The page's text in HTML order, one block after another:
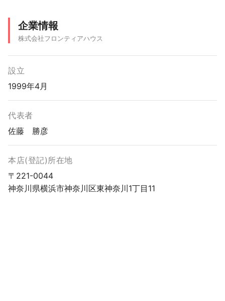
企業情報
株式会社フロンティアハウス
設立
1999年4月
代表者
佐藤 勝彦
本店(登記)所在地
〒221-0044
神奈川県横浜市神奈川区東神奈川1丁目11